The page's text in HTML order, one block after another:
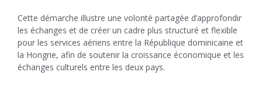
Cette démarche illustre une volonté partagée d’approfondir
les échanges et de créer un cadre plus structuré et flexible
pour les services aériens entre la République dominicaine et
la Hongrie, afin de soutenir la croissance économique et les
échanges culturels entre les deux pays.